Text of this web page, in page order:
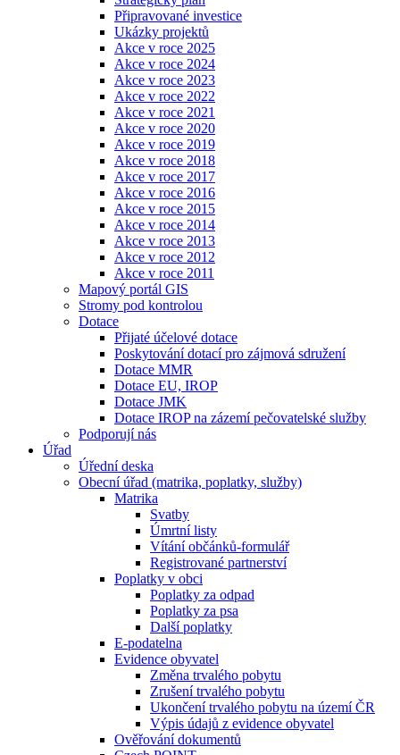
Připravované investice
Ukázky projektů
Akce v roce 2025
Akce v roce 2024
Akce v roce 2023
Akce v roce 2022
Akce v roce 2021
Akce v roce 2020
Akce v roce 2019
Akce v roce 2018
Akce v roce 2017
Akce v roce 2016
Akce v roce 2015
Akce v roce 2014
Akce v roce 2013
Akce v roce 2012
Akce v roce 2011
Mapový portál GIS
Stromy pod kontrolou
Dotace
Přijaté účelové dotace
Poskytování dotací pro zájmová sdružení
Dotace MMR
Dotace EU, IROP
Dotace JMK
Dotace IROP na zázemí pečovatelské služby
Podporují nás
Úřad
Úřední deska
Obecní úřad (matrika, poplatky, služby)
Matrika
Svatby
Úmrtní listy
Vítání občánků-formulář
Registrované partnerství
Poplatky v obci
Poplatky za odpad
Poplatky za psa
Další poplatky
E-podatelna
Evidence obyvatel
Změna trvalého pobytu
Zrušení trvalého pobytu
Ukončení trvalého pobytu na území ČR
Výpis údajů z evidence obyvatel
Ověřování dokumentů